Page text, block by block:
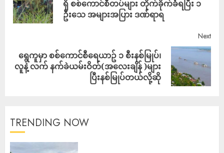
ရှိ စစ်ကောင်စီတပ်များ တိုက်ခိုက်ခံရပြီး ၁
ဦးသေ အများအပြား ဒဏ်ရာရ
Next
ရွေကူမှာ စစ်ကောင်စီ​ရေယာဥ် ၁ စီးနစ်မြုပ်၊
လူနဲ့ လက် နက်ခဲယမ်းဝိတ်(အလေးချိန် )များ
ပြီးနစ်မြုပ်တယ်လို့ဆို
TRENDING NOW